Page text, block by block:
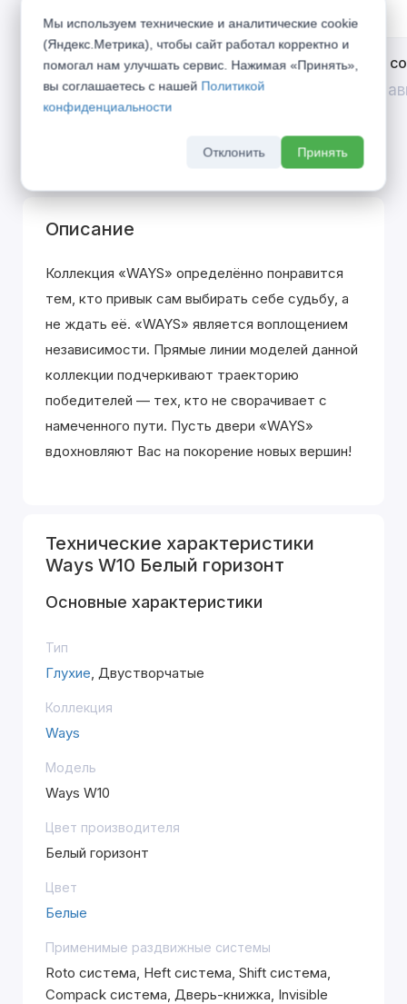
Открой двери выгоде. Дополнительная
скидка 10% на межкомнатные двери при
покупке входной двери
Divilux
До 31
Описание
Коллекция «WAYS» определённо понравится
тем, кто привык сам выбирать себе судьбу, а
не ждать её. «WAYS» является воплощением
независимости. Прямые линии моделей данной
коллекции подчеркивают траекторию
победителей — тех, кто не сворачивает с
намеченного пути. Пусть двери «WAYS»
вдохновляют Вас на покорение новых вершин!
Технические характеристики
Ways W10 Белый горизонт
Основные характеристики
Тип
Глухие, Двустворчатые
Коллекция
Ways
Модель
Ways W10
Цвет производителя
Белый горизонт
Цвет
Белые
Применимые раздвижные системы
Roto система, Heft система, Shift система,
Compack система, Дверь-книжка, Invisible
Мы используем технические и аналитические cookie
(Яндекс.Метрика), чтобы сайт работал корректно и
помогал нам улучшать сервис. Нажимая «Принять»,
вы соглашаетесь с нашей Политикой
конфиденциальности
Отклонить Принять